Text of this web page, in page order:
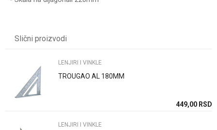
Poruka
Slični proizvodi
LENJIRI I VINKLE
TROUGAO AL 180MM
449,00 RSD
LENJIRI I VINKLE